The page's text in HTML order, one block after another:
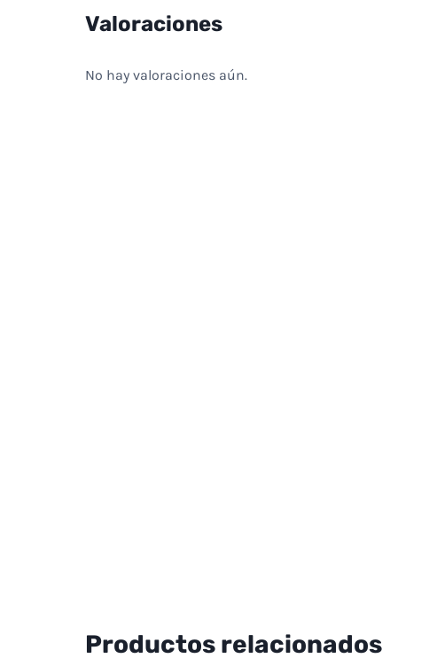
Valoraciones
No hay valoraciones aún.
Productos relacionados